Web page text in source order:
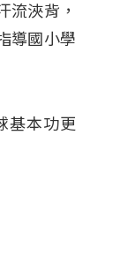
流浹背，
導國小學
基本功更